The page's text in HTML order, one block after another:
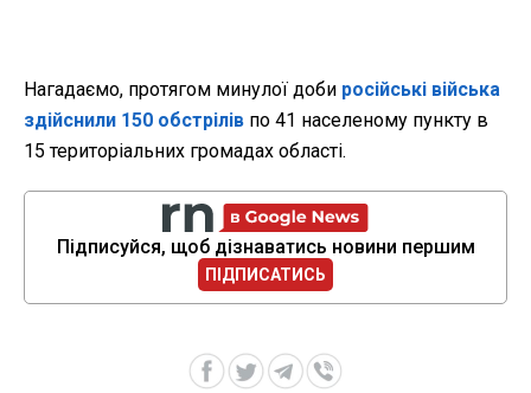
Нагадаємо, протягом минулої доби російські війська
здійснили 150 обстрілів по 41 населеному пункту в
15 територіальних громадах області.
Підписуйся, щоб дізнаватись новини першим
ПІДПИСАТИСЬ